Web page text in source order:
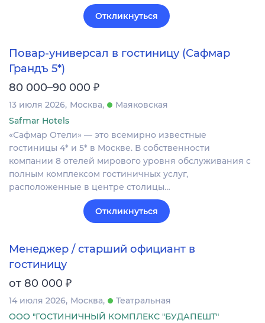
Откликнуться
Повар-универсал в гостиницу (Сафмар
Грандъ 5*)
80 000–90 000 ₽
13 июля 2026 Москва
Маяковская
Safmar Hotels
«Сафмар Отели» — это всемирно известные
гостиницы 4* и 5* в Москве. В собственности
компании 8 отелей мирового уровня обслуживания с
полным комплексом гостиничных услуг,
расположенные в центре столицы…
Откликнуться
Менеджер / старший официант в
гостиницу
от 80 000 ₽
14 июля 2026 Москва
Театральная
ООО "ГОСТИНИЧНЫЙ КОМПЛЕКС "БУДАПЕШТ"